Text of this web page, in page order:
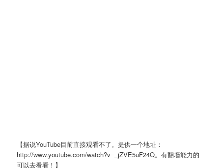
【据说YouTube目前直接观看不了。提供一个地址：
http://www.youtube.com/watch?v=_jZVE5uF24Q。有翻墙能力的
可以去看看！】